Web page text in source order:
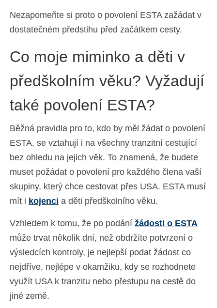
Nezapomeňte si proto o povolení ESTA zažádat v
dostatečném předstihu před začátkem cesty.
Co moje miminko a děti v
předškolním věku? Vyžadují
také povolení ESTA?
Běžná pravidla pro to, kdo by měl žádat o povolení
ESTA, se vztahují i na všechny tranzitní cestující
bez ohledu na jejich věk. To znamená, že budete
muset požádat o povolení pro každého člena vaší
skupiny, který chce cestovat přes USA. ESTA musí
mít i kojenci a děti předškolního věku.
Vzhledem k tomu, že po podání žádosti o ESTA
může trvat několik dní, než obdržíte potvrzení o
výsledcích kontroly, je nejlepší podat žádost co
nejdříve, nejlépe v okamžiku, kdy se rozhodnete
využít USA k tranzitu nebo přestupu na cestě do
jiné země.